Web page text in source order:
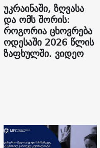
უკრაინაში, ზღვასა
და ომს შორის:
როგორია ცხოვრება
ოდესაში 2026 წლის
ზაფხულში. ვიდეო